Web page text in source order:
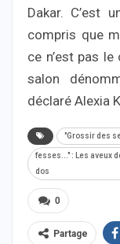
Dakar. C’est
compris que
ce n’est pas
salon
déclaré Alexia
"Grossir des
fesses..." : Les aveux
dos
0
Partage